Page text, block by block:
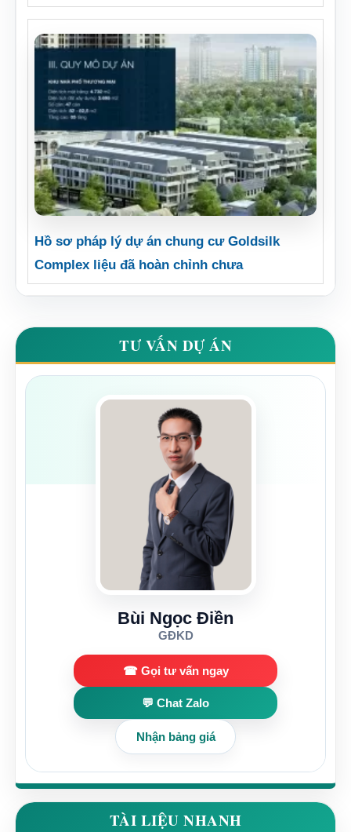
Hồ sơ pháp lý dự án chung cư Goldsilk
Complex liệu đã hoàn chỉnh chưa
TƯ VẤN DỰ ÁN
Bùi Ngọc Điền
GĐKD
☎ Gọi tư vấn ngay
💬 Chat Zalo
Nhận bảng giá
TÀI LIỆU NHANH